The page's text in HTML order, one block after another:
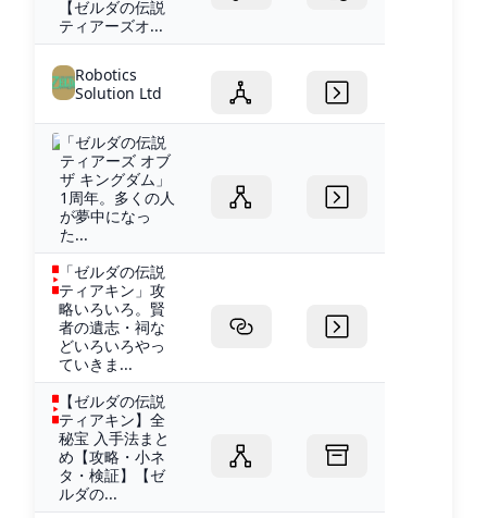
【ゼルダの伝説
ティアーズオ...
Robotics
Solution Ltd
「ゼルダの伝説
ティアーズ オブ
ザ キングダム」
1周年。多くの人
が夢中になっ
た...
「ゼルダの伝説
ティアキン」攻
略いろいろ。賢
者の遺志・祠な
どいろいろやっ
ていきま...
【ゼルダの伝説
ティアキン】全
秘宝 入手法まと
め【攻略・小ネ
タ・検証】【ゼ
ルダの...